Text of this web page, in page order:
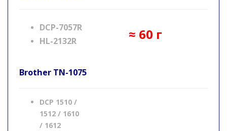
DCP-7057R
HL-2132R
≈ 60 г
Brother TN-1075
DCP 1510 /
1512 / 1610
/ 1612